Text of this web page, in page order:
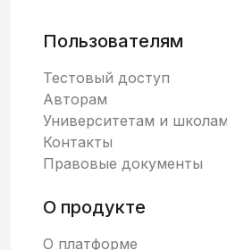
Пользователям
Тестовый доступ
Авторам
Университетам и школам
Контакты
Правовые документы
О продукте
О платформе